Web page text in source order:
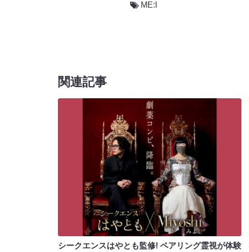
ME:I
関連記事
シークエンスはやとも監修! ペアリング霊視が体験